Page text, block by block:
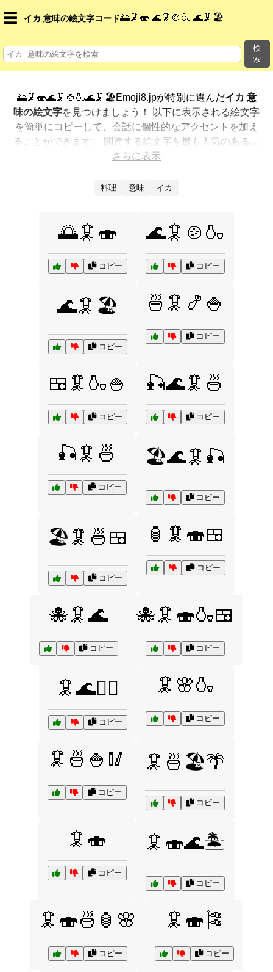
☰ イカ 意味の絵文字コード 🌅🦑🍣 🌊🦑🍲🍶 🌊🦑🏖️
検
索
🌅🦑🍣🌊🦑🍲🍶🌊🦑🏖️Emoji8.jpが特別に選んだイカ 意
味の絵文字を見つけましょう！ 以下に表示される絵文字
を簡単にコピーして、会話に個性的なアクセントを加え
ることができます。 関連する絵文字を最も人気のある順
に表示しました。さらに多くのオプションが欲しいです
を絵文字で表現する方法を見つけましょう。
さらに表示
料理 意味 イカ
🌅🦑🍣
コピー
🌊🦑🍲🍶
コピー
🌊🦑🏖️
コピー
🍜🦑🍤🍚
コピー
🍱🦑🍶🍚
コピー
🎣🌊🦑🍜
コピー
🎣🦑🍜
コピー
🏖️🌊🦑🎣
コピー
🏖️🦑🍜🍱
コピー
🏮🦑🍣🍱
コピー
🐙🦑🌊
コピー
🐙🦑🍣🍶🍱
コピー
🦑🌊🏄‍♂️
コピー
🦑🌸🍶
コピー
🦑🍜🍚🥢
コピー
🦑🍜🏖️🌴
コピー
🦑🍣
コピー
🦑🍣🌊🏝️
コピー
🦑🍣🍜🏮🌸
コピー
🦑🍣🎏
コピー